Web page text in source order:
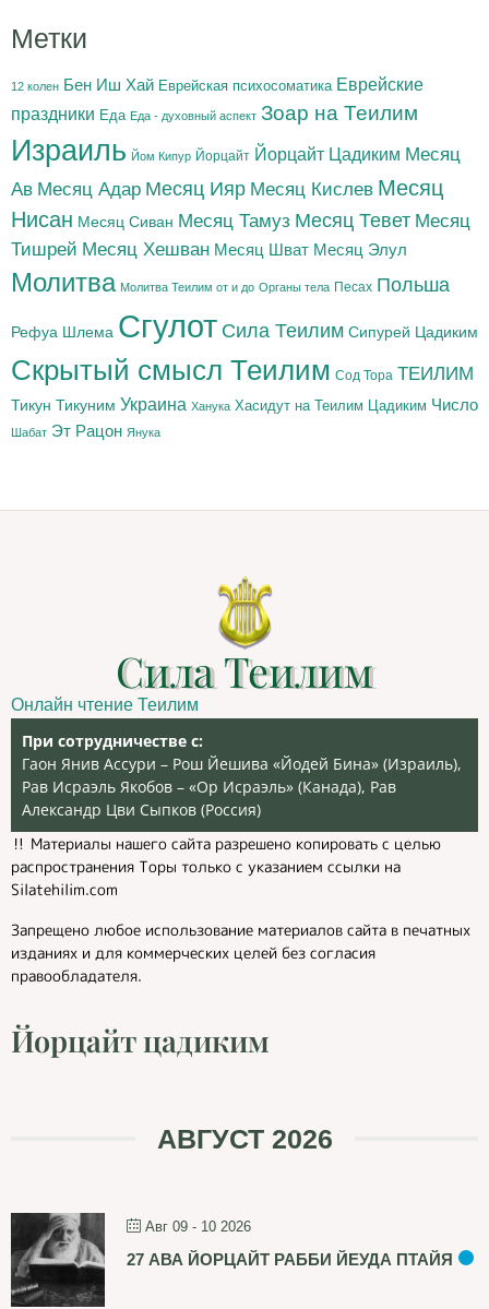
Метки
12 колен Бен Иш Хай Еврейская психосоматика Еврейские
праздники Еда Еда - духовный аспект Зоар на Теилим
Израиль Йом Кипур Йорцайт Йорцайт Цадиким Месяц
Ав Месяц Адар Месяц Ияр Месяц Кислев Месяц
Нисан Месяц Сиван Месяц Тамуз Месяц Тевет Месяц
Тишрей Месяц Хешван Месяц Шват Месяц Элул
Молитва Молитва Теилим от и до Органы тела Песах Польша
Рефуа Шлема Сгулот Сила Теилим Сипурей Цадиким
Скрытый смысл Теилим Сод Тора ТЕИЛИМ
Тикун Тикуним Украина Ханука Хасидут на Теилим Цадиким Число
Шабат Эт Рацон Янука
Сила Теилим
Онлайн чтение Теилим
При сотрудничестве с:
Гаон Янив Ассури – Рош Йешива «Йодей Бина» (Израиль),
Рав Исраэль Якобов – «Ор Исраэль» (Канада), Рав
Александр Цви Сыпков (Россия)
‼️ Материалы нашего сайта разрешено копировать с целью
распространения Торы только с указанием ссылки на
Silatehilim.com
Запрещено любое использование материалов сайта в печатных
изданиях и для коммерческих целей без согласия
правообладателя.
Йорцайт цадиким
АВГУСТ 2026
Авг 09 - 10 2026
27 АВА ЙОРЦАЙТ РАББИ ЙЕУДА ПТАЙЯ